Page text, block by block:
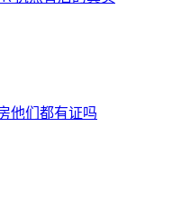
他们都有证吗